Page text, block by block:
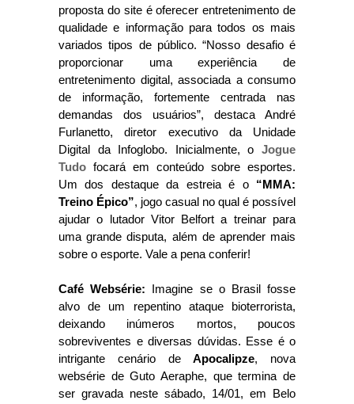
proposta do site é oferecer entretenimento de
qualidade e informação para todos os mais
variados tipos de público. “Nosso desafio é
proporcionar uma experiência de
entretenimento digital, associada a consumo
de informação, fortemente centrada nas
demandas dos usuários”, destaca André
Furlanetto, diretor executivo da Unidade
Digital da Infoglobo. Inicialmente, o Jogue
Tudo focará em conteúdo sobre esportes.
Um dos destaque da estreia é o “MMA:
Treino Épico”, jogo casual no qual é possível
ajudar o lutador Vitor Belfort a treinar para
uma grande disputa, além de aprender mais
sobre o esporte. Vale a pena conferir!
Café Websérie: Imagine se o Brasil fosse
alvo de um repentino ataque bioterrorista,
deixando inúmeros mortos, poucos
sobreviventes e diversas dúvidas. Esse é o
intrigante cenário deApocalipze, nova
websérie de Guto Aeraphe, que termina de
ser gravada neste sábado, 14/01, em Belo